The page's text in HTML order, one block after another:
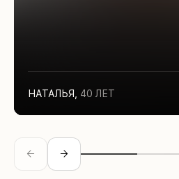
НАТАЛЬЯ, 40 ЛЕТ